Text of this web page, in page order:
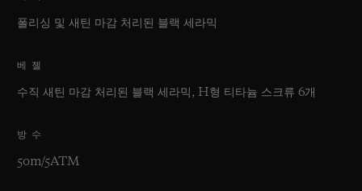
폴리싱 및 새틴 마감 처리된 블랙 세라믹
베젤
수직 새틴 마감 처리된 블랙 세라믹, H형 티타늄 스크류 6개
방수
50m/5ATM